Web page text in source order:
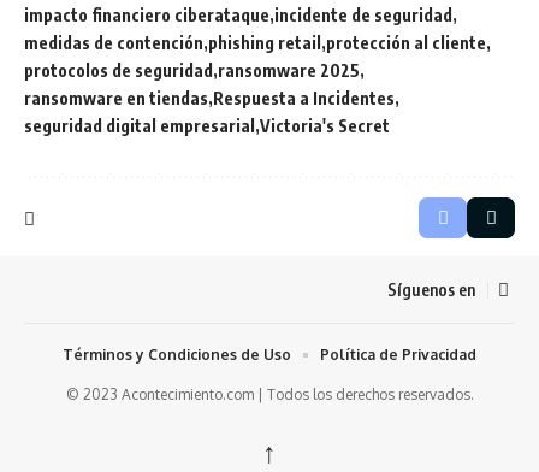
impacto financiero ciberataque incidente de seguridad
medidas de contención phishing retail protección al cliente
protocolos de seguridad ransomware 2025
ransomware en tiendas Respuesta a Incidentes
seguridad digital empresarial Victoria's Secret
Síguenos en
© 2023 Acontecimiento.com | Todos los derechos reservados.
Términos y Condiciones de Uso Política de Privacidad
↑